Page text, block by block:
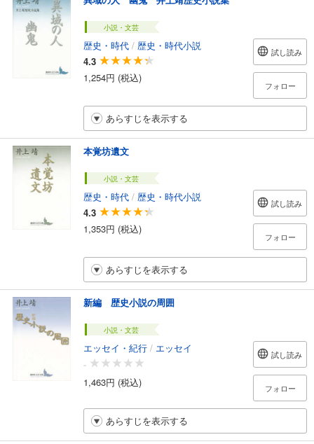
小説・文芸
歴史・時代 / 歴史・時代小説
4.3
1,254円 (税込)
試し読み
フォロー
あらすじを表示する
本覚坊遺文
小説・文芸
歴史・時代 / 歴史・時代小説
4.3
1,353円 (税込)
試し読み
フォロー
あらすじを表示する
新編 歴史小説の周囲
小説・文芸
エッセイ・紀行 / エッセイ
-
1,463円 (税込)
試し読み
フォロー
あらすじを表示する